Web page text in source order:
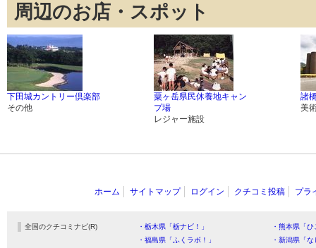
周辺のお店・スポット
下田城カントリー倶楽部
その他
粟ヶ岳県民休養地キャン
プ場
レジャー施設
諸
美
ホーム サイトマップ ログイン クチコミ投稿 プラ
全国のクチコミナビ(R) ・栃木県「栃ナビ！」
・熊本県「
・福島県「ふくラボ！」
・新潟県「